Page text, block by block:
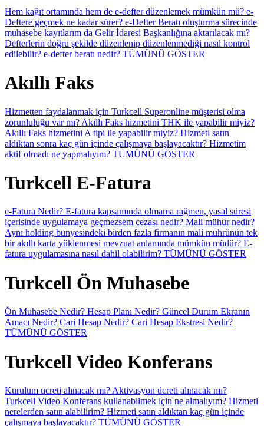
Hem kağıt ortamında hem de e-defter düzenlemek mümkün mü? e-
Deftere geçmek ne kadar sürer? e-Defter Beratı oluşturma sürecinde
muhasebe kayıtlarım da Gelir İdaresi Başkanlığına aktarılacak mı?
Defterlerin doğru şekilde düzenlenip düzenlenmediği nasıl kontrol
edilebilir? e-defter beratı nedir? TÜMÜNÜ GÖSTER
Akıllı Faks
Hizmetten faydalanmak için Turkcell Superonline müşterisi olma
zorunluluğu var mı? Akıllı Faks hizmetini THK ile yapabilir miyiz?
Akıllı Faks hizmetini A tipi ile yapabilir miyiz? Hizmeti satın
aldıktan sonra kaç gün içinde çalışmaya başlayacaktır? Hizmetim
aktif olmadı ne yapmalıyım? TÜMÜNÜ GÖSTER
Turkcell E-Fatura
e-Fatura Nedir? E-fatura kapsamında olmama rağmen, yasal süresi
içerisinde uygulamaya geçmezsem cezası nedir? Mali mühür nedir?
Aynı holding bünyesindeki birden fazla firmanın mali mührünün tek
bir akıllı karta yüklenmesi mevzuat anlamında mümkün müdür? E-
fatura uygulamasına nasıl dahil olabilirim? TÜMÜNÜ GÖSTER
Turkcell Ön Muhasebe
Ön Muhasebe Nedir? Hesap Planı Nedir? Güncel Durum Ekranın
Amacı Nedir? Cari Hesap Nedir? Cari Hesap Ekstresi Nedir?
TÜMÜNÜ GÖSTER
Turkcell Video Konferans
Kurulum ücreti alınacak mı? Aktivasyon ücreti alınacak mı?
Turkcell Video Konferans kullanabilmek için ne almalıyım? Hizmeti
nerelerden satın alabilirim? Hizmeti satın aldıktan kaç gün içinde
çalışmaya başlayacaktır? TÜMÜNÜ GÖSTER